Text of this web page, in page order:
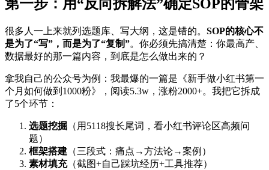
第一步：用“反向拆解法”确定SOP的骨架
很多人一上来就列选题库、写大纲，这是错的。 SOP的核心不
是为了“写”，而是为了“复制”。你必须先搞清楚：你最高产、
数据最好的那一篇内容，到底是怎么做出来的？
拿我自己的公众号为例：我最爆的一篇是《新手做小红书第一
个月如何做到1000粉》，阅读5.3w，涨粉2000+。我把它拆成
了5个环节：
选题挖掘 （用5118搜长尾词，看小红书评论区高频问
题）
框架搭建 （三段式：痛点→方法论→案例）
素材填充（截图+自己踩坑经历+工具推荐）